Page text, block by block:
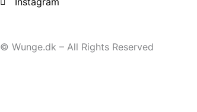
© Wunge.dk – All Rights Reserved